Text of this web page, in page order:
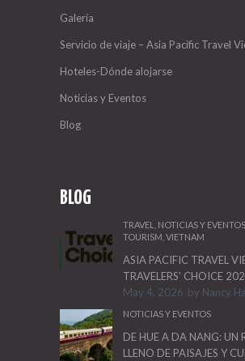
Galería
Servicio de viaje – Asia Pacific Travel
Hoteles-Dónde alojarse
Noticias y Eventos
Blog
BLOG
TRAVEL NOTICIAS Y EVENTOS
TOURISM VIETNAM
ASIA PACIFIC TRAVEL
TRAVELERS’ CHOICE
May 4, 2026 by Nancy Ha
NOTICIAS Y EVENTOS
DE HUE A DA NANG: UN
LLENO DE PAISAJES Y